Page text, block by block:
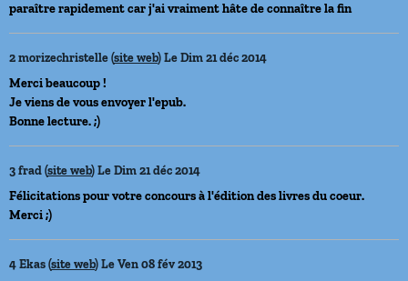
paraître rapidement car j'ai vraiment hâte de connaître la fin
2morizechristelle (site web)Le Dim 21 déc 2014
Merci beaucoup !
Je viens de vous envoyer l'epub.
Bonne lecture. ;)
3frad (site web)Le Dim 21 déc 2014
Félicitations pour votre concours à l'édition des livres du coeur.
Merci ;)
4Ekas (site web)Le Ven 08 fév 2013